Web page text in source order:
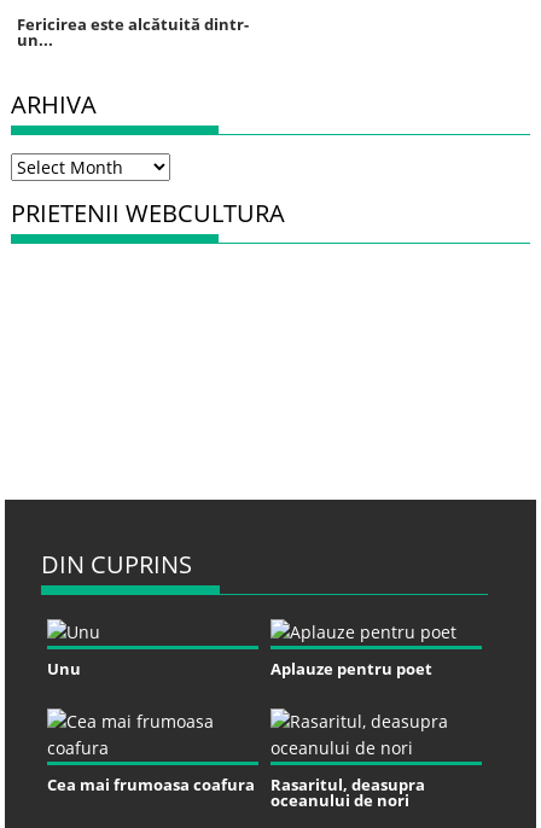
Fericirea este alcătuită dintr-
un...
ARHIVA
Arhiva
PRIETENII WEBCULTURA
DIN CUPRINS
Unu Aplauze pentru poet
Cea mai frumoasa coafura Rasaritul, deasupra
oceanului de nori